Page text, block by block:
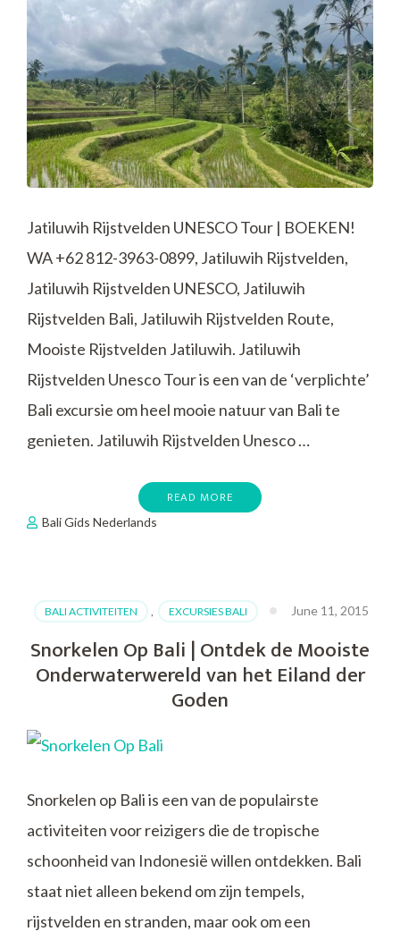
Jatiluwih Rijstvelden UNESCO Tour | BOEKEN!
WA +62 812-3963-0899, Jatiluwih Rijstvelden,
Jatiluwih Rijstvelden UNESCO, Jatiluwih
Rijstvelden Bali, Jatiluwih Rijstvelden Route,
Mooiste Rijstvelden Jatiluwih. Jatiluwih
Rijstvelden Unesco Tour is een van de ‘verplichte’
Bali excursie om heel mooie natuur van Bali te
genieten. Jatiluwih Rijstvelden Unesco …
READ MORE
Bali Gids Nederlands
BALI ACTIVITEITEN EXCURSIES BALI June 11, 2015
Snorkelen Op Bali | Ontdek de Mooiste
Onderwaterwereld van het Eiland der
Goden
Snorkelen op Bali is een van de populairste
activiteiten voor reizigers die de tropische
schoonheid van Indonesië willen ontdekken. Bali
staat niet alleen bekend om zijn tempels,
rijstvelden en stranden, maar ook om een